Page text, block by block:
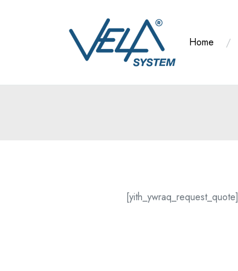
Home
[yith_ywraq_request_quote]